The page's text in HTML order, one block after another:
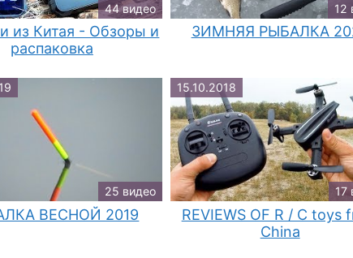
44 видео
из Китая - Обзоры и
распаковка
12
ЗИМНЯЯ РЫБАЛКА
25 видео
ВЕСНОЙ 2019
15.10.2018
17
REVIEWS OF R / C toys
China